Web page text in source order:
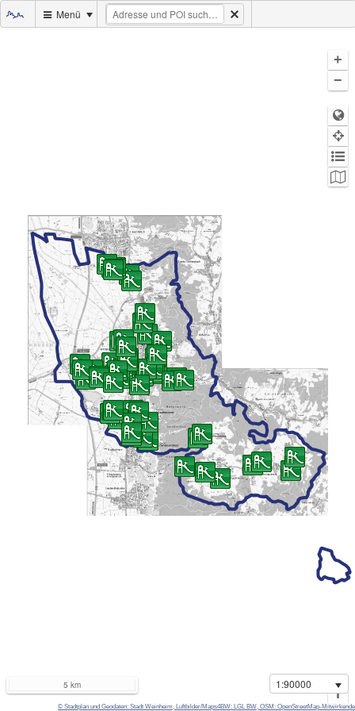
+
−
i
5 km
Menü
1:90000
© Stadtplan und Geodaten: Stadt Weinheim, Luftbilder/Maps4BW: LGL BW, OSM: OpenStreetMap-Mitwirkende